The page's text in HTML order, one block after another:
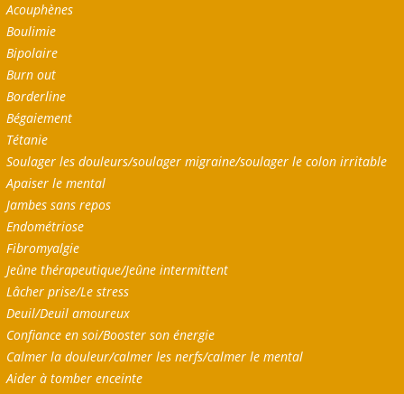
Acouphènes
Boulimie
Bipolaire
Burn out
Borderline
Bégaiement
Tétanie
Soulager les douleurs/soulager migraine/soulager le colon irritable
Apaiser le mental
Jambes sans repos
Endométriose
Fibromyalgie
Jeûne thérapeutique/Jeûne intermittent
Lâcher prise/Le stress
Deuil/Deuil amoureux
Confiance en soi/Booster son énergie
Calmer la douleur/calmer les nerfs/calmer le mental
Aider à tomber enceinte